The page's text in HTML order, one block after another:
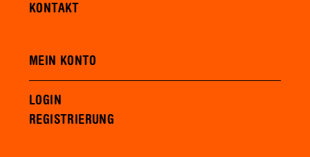
KONTAKT
MEIN KONTO
LOGIN
REGISTRIERUNG